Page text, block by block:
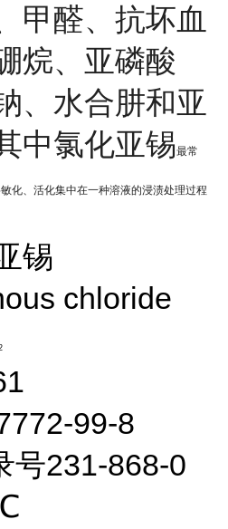
甲醛、抗坏血
烷、亚磷酸
、水合肼和亚
中氯化亚锡最常
化、活化集中在一种溶液的浸渍处理过程
锡
chloride
99-8
号231-868-0